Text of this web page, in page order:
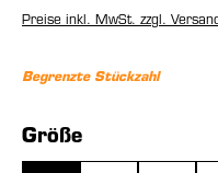
Preise inkl. MwSt. zzgl.
Begrenzte Stückzahl
Größeauswählen